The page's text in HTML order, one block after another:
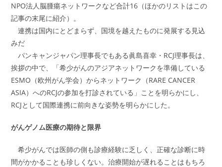
NPO法人脳腫瘍ネットワークなど合計16（ほかのリストはこの
記事の末尾に紹介）。
連携は国内にとどまらず、国境を越えたものに発展する見込
みだ
パンキャンジャパン理事長でもある眞島喜幸・RCJ理事長は、
挨拶の中で、「希少がんのアジアネットワークを準備している
ESMO（欧州がん学会）からネットワーク（RARE CANCER
ASIA）へのRCJの参加を打診されている」ことを明らかにし、
RCJとして国際連携に前向きな姿勢を明らかにした。
がんゲノム医療の期待と限界
希少がんでは医師の側も診療経験に乏しく、正確な診断に時
間がかかることも珍しくない。治療開始が遅れることはもちろ